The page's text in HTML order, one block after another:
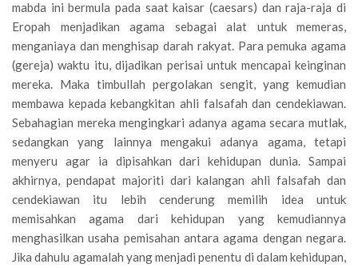
mabda ini bermula pada saat kaisar (caesars) dan raja-raja di
Eropah menjadikan agama sebagai alat untuk memeras,
menganiaya dan menghisap darah rakyat. Para pemuka agama
(gereja) waktu itu, dijadikan perisai untuk mencapai keinginan
mereka. Maka timbullah pergolakan sengit, yang kemudian
membawa kepada kebangkitan ahli falsafah dan cendekiawan.
Sebahagian mereka mengingkari adanya agama secara mutlak,
sedangkan yang lainnya mengakui adanya agama, tetapi
menyeru agar ia dipisahkan dari kehidupan dunia. Sampai
akhirnya, pendapat majoriti dari kalangan ahli falsafah dan
cendekiawan itu lebih cenderung memilih idea untuk
memisahkan agama dari kehidupan yang kemudiannya
menghasilkan usaha pemisahan antara agama dengan negara.
Jika dahulu agamalah yang menjadi penentu di dalam kehidupan,